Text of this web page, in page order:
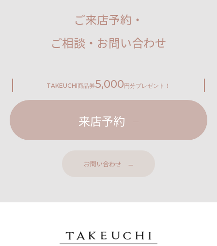
ご来店予約・
ご相談・お問い合わせ
TAKEUCHI商品券5,000円分プレゼント！
来店予約
お問い合わせ